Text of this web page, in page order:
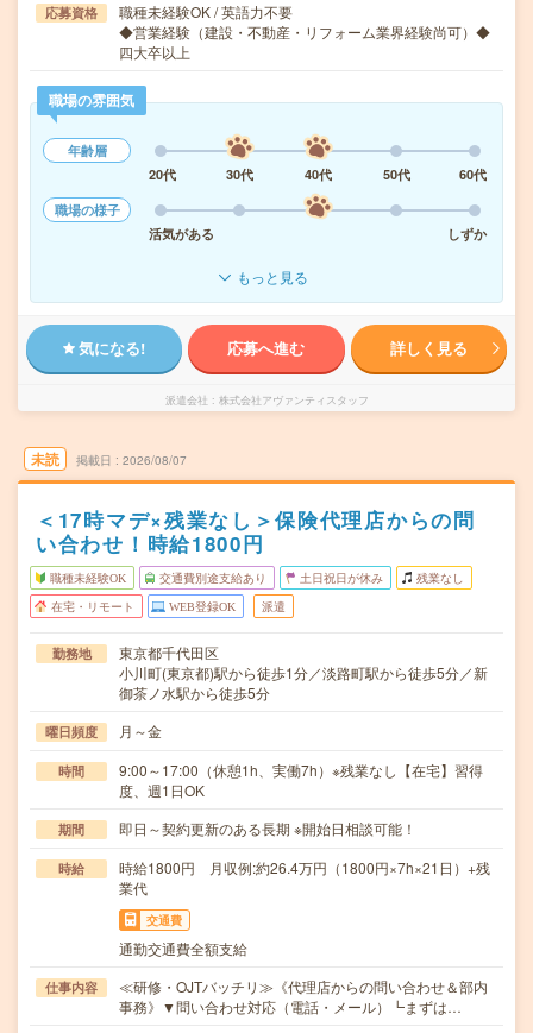
応募資格
職種未経験OK / 英語力不要
◆営業経験（建設・不動産・リフォーム業界経験尚可）◆
四大卒以上
職場の雰囲気
年齢層
20代
30代 40代 50代
60代
職場の様子
活気がある
しずか
もっと見る
気になる! 応募へ進む 詳しく見る
派遣会社 株式会社アヴァンティスタッフ
未読 掲載日 2026/08/07
＜17時マデ×残業なし＞保険代理店からの問
い合わせ！時給1800円
職種未経験OK 交通費別途支給あり 土日祝日が休み 残業なし
在宅・リモート WEB登録OK 派遣
勤務地
東京都千代田区
小川町(東京都)駅から徒歩1分／淡路町駅から徒歩5分／新
御茶ノ水駅から徒歩5分
曜日頻度 月～金
時間
9:00～17:00（休憩1h、実働7h）※残業なし【在宅】習得
度、週1日OK
期間 即日～契約更新のある長期 ※開始日相談可能！
時給
時給1800円 月収例:約26.4万円（1800円×7h×21日）+残
業代
交通費
通勤交通費全額支給
仕事内容
≪研修・OJTバッチリ≫《代理店からの問い合わせ＆部内
事務》▼問い合わせ対応（電話・メール）┗まずは…